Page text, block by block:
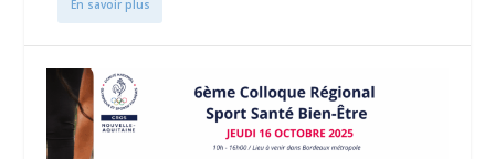
En savoir plus